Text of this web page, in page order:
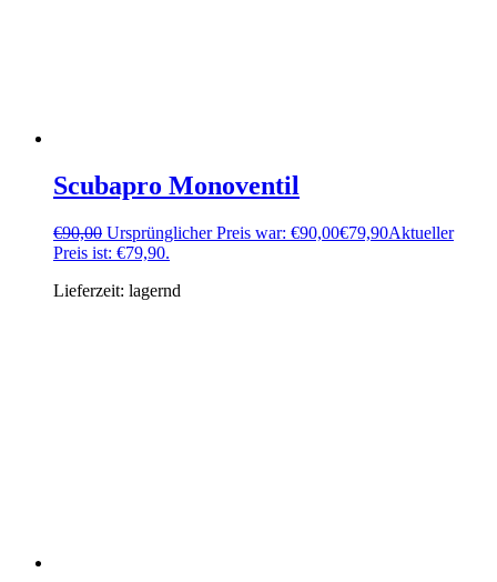
Scubapro Monoventil
€90,00 Ursprünglicher Preis war: €90,00€79,90Aktueller
Preis ist: €79,90.
Lieferzeit: lagernd